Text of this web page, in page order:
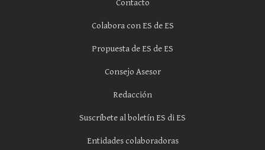
Contacto
Colabora con ES de ES
Propuesta de ES de ES
Consejo Asesor
Redacción
Suscríbete al boletín ES di ES
Entidades colaboradoras